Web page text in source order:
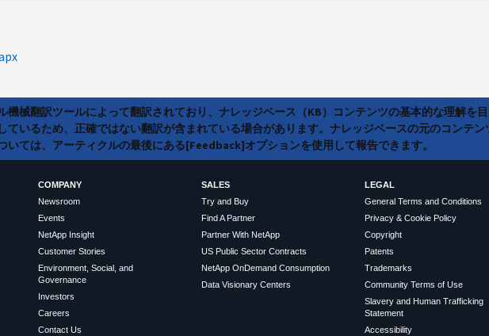
機械翻訳ツールによって翻訳されており、ナレッジベース（KB）コンテンツの基本的な理解を
ているため、正確ではない翻訳が含まれている場合があります。ナレッジベースの元のコンテ
いては、アーティクルの最後にある[Feedback]オプションを使用して報告できます。
COMPANY
Newsroom
Events
NetApp Insight
Customer Stories
Environment, Social, and
Governance
Investors
Careers
Contact Us
SALES
Try and Buy
Find A Partner
Partner With NetApp
US Public Sector Contracts
NetApp OnDemand Consumption
Data Visionary Centers
LEGAL
General Terms and Conditions
Privacy & Cookie Policy
Copyright
Patents
Trademarks
Community Terms of Use
Slavery and Human Trafficking
Statement
Accessibility